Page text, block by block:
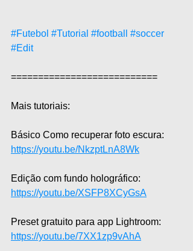
#Futebol #Tutorial #football
#soccer
#Edit
===========================
Mais tutoriais:
Básico Como recuperar foto escura:
https://youtu.be/NkzptLnA8Wk
Edição com fundo holográfico:
https://youtu.be/XSFP8XCyGsA
Preset gratuito para app Lightroom:
https://youtu.be/7XX1zp9vAhA